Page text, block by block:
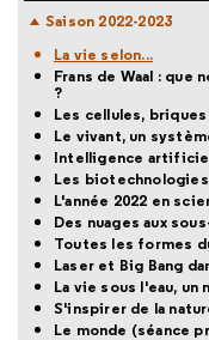
Saison 2022-2023
La vie selon...
Frans de Waal : que
?
Les cellules,
Le vivant, un
Intelligence
Les
L'année 2022 en
Des nuages aux
Toutes les formes
Laser et Big Bang
La vie sous l'eau, un
S'inspirer de la
Le monde (séance